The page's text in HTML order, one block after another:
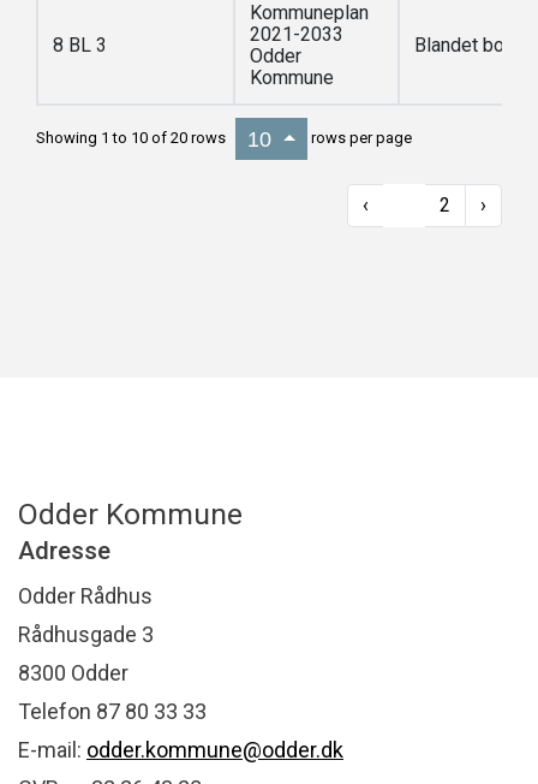
8 BL 3
Kommuneplan
2021-2033
Odder
Kommune
Blandet bolig
Showing 1 to 10 of 20 rows 10 rows per page
‹ 2 ›
Odder Kommune
Adresse
Odder Rådhus
Rådhusgade 3
8300 Odder
Telefon 87 80 33 33
E-mail: odder.kommune@odder.dk